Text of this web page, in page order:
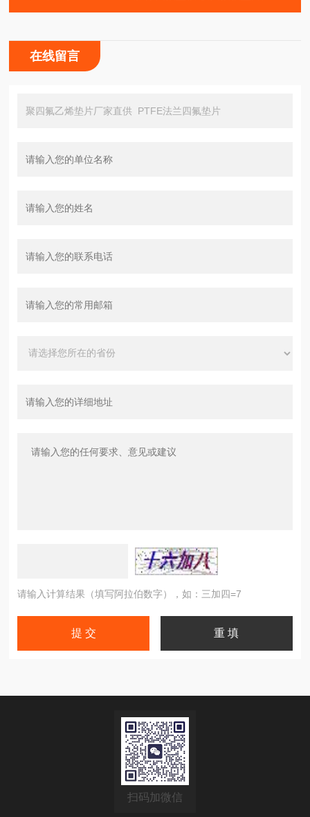
在线留言
请输入计算结果（填写阿拉伯数字），如：三加四=7
扫码加微信